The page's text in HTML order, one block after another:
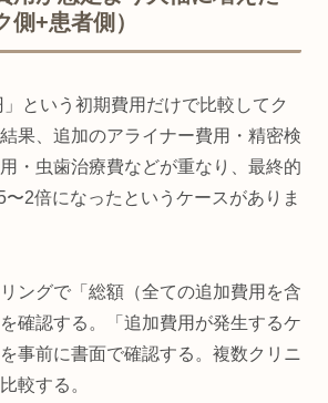
側+患者側）
」という初期費用だけで比較してク
果、追加のアライナー費用・精密検
・虫歯治療費などが重なり、最終的
2倍になったというケースがありま
ングで「総額（全ての追加費用を含
確認する。「追加費用が発生するケ
事前に書面で確認する。複数クリニ
較する。